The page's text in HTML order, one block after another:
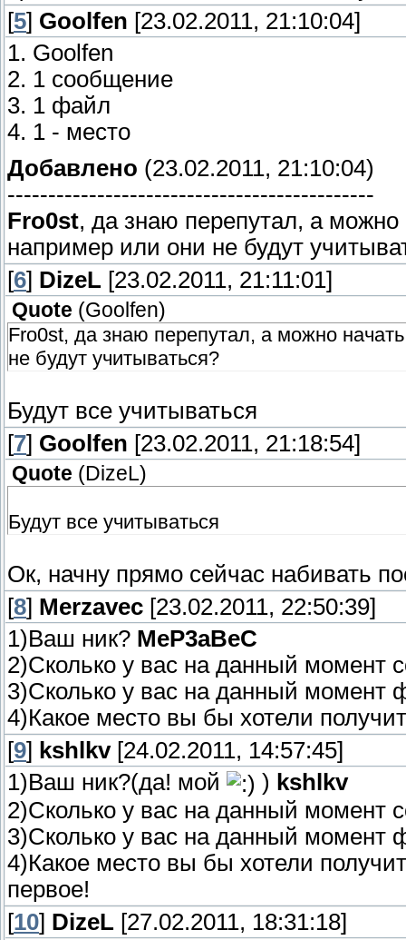
[5] Goolfen [23.02.2011, 21:10:04]
1. Goolfen
2. 1 сообщение
3. 1 файл
4. 1 - место
Добавлено (23.02.2011, 21:10:04)
---------------------------------------------
Fro0st, да знаю перепутал, а можно
например или они не будут
[6] DizeL [23.02.2011, 21:11:01]
Quote (Goolfen)
Fro0st, да знаю перепутал, а можно
не будут учитываться?
Будут все учитываться
[7] Goolfen [23.02.2011, 21:18:54]
Quote ( DizeL)
Будут все учитываться
Ок, начну прямо сейчас набивать
[8] Merzavec [23.02.2011, 22:50:39]
1)Ваш ник? MeP3aBeC
2)Сколько у вас на данный момент
3)Сколько у вас на данный момент
4)Какое место вы бы хотели
[9] kshlkv[24.02.2011, 14:57:45]
1)Ваш ник?(да! мой
) kshlkv
2)Сколько у вас на данный момент
3)Сколько у вас на данный момент
4)Какое место вы бы хотели
первое!
[10] DizeL [27.02.2011, 18:31:18]